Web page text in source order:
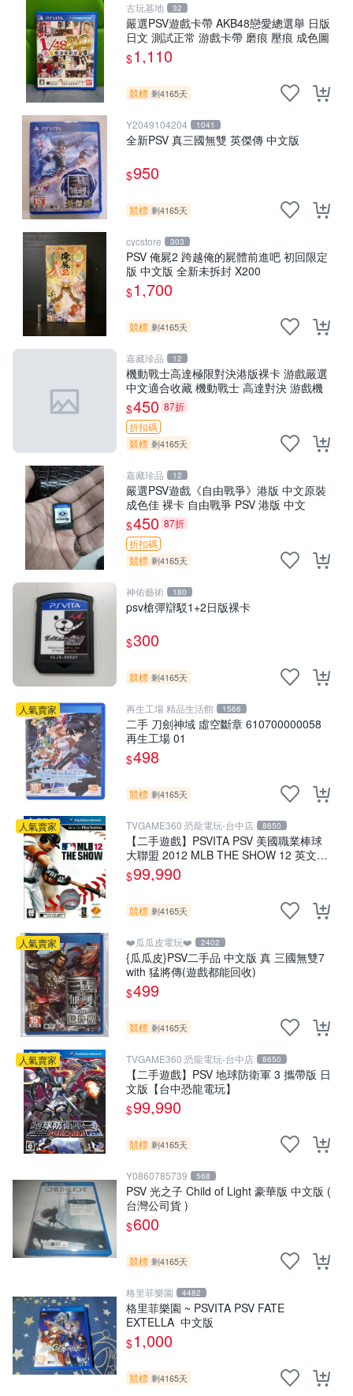
古玩基地 32
嚴選PSV遊戲卡帶 AKB48戀愛總選舉 日版
日文 測試正常 游戲卡帶 磨痕 壓痕 成色圖
$1,110
競標 剩4165天
Y2049104204 1041
全新PSV 真三國無雙 英傑傳 中文版
$950
競標 剩4165天
cycstore 303
PSV 俺屍2 跨越俺的屍體前進吧 初回限定
版 中文版 全新未拆封 X200
$1,700
競標 剩4165天
嘉藏珍品 12
機動戰士高達極限對決港版裸卡 游戲嚴選
中文適合收藏 機動戰士 高達對決 游戲機
$450 87折
折扣碼
競標 剩4165天
嘉藏珍品 12
嚴選PSV遊戲《自由戰爭》港版 中文原裝
成色佳 裸卡 自由戰爭 PSV 港版 中文
$450 87折
折扣碼
競標 剩4165天
神佑藝術 180
psv槍彈辯駁1+2日版裸卡
$300
競標 剩4165天
人氣賣家 再生工場 精品生活館 1566
二手 刀劍神域 虛空斷章 610700000058
再生工場 01
$498
競標 剩4165天
人氣賣家 TVGAME360 恐龍電玩-台中店 8650
【二手遊戲】PSVITA PSV 美國職業棒球
大聯盟 2012 MLB THE SHOW 12 英文版
【台中恐龍電玩】
$99,990
競標 剩4165天
人氣賣家 ❤️瓜瓜皮電玩❤️ 2402
{瓜瓜皮}PSV二手品 中文版 真 三國無雙7
with 猛將傳(遊戲都能回收)
$499
競標 剩4165天
人氣賣家 TVGAME360 恐龍電玩-台中店 8650
【二手遊戲】PSV 地球防衛軍 3 攜帶版 日
文版【台中恐龍電玩】
$99,990
競標 剩4165天
Y0860785739 568
PSV 光之子 Child of Light 豪華版 中文版 (
台灣公司貨 )
$600
競標 剩4165天
格里菲樂園 4482
格里菲樂園 ~ PSVITA PSV FATE
EXTELLA 中文版
$1,000
競標 剩4165天